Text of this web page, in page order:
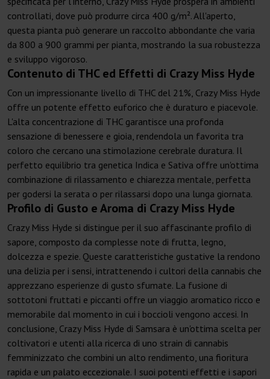
controllati, dove può produrre circa 400 g/m². All'aperto,
questa pianta può generare un raccolto abbondante che varia
da 800 a 900 grammi per pianta, mostrando la sua robustezza
e sviluppo vigoroso.
Contenuto di THC ed Effetti di Crazy Miss Hyde
Con un impressionante livello di THC del 21%, Crazy Miss Hyde
offre un potente effetto euforico che è duraturo e piacevole.
L'alta concentrazione di THC garantisce una profonda
sensazione di benessere e gioia, rendendola un favorita tra
coloro che cercano una stimolazione cerebrale duratura. Il
perfetto equilibrio tra genetica Indica e Sativa offre un'ottima
combinazione di rilassamento e chiarezza mentale, perfetta
per godersi la serata o per rilassarsi dopo una lunga giornata.
Profilo di Gusto e Aroma di Crazy Miss Hyde
Crazy Miss Hyde si distingue per il suo affascinante profilo di
sapore, composto da complesse note di frutta, legno,
dolcezza e spezie. Queste caratteristiche gustative la rendono
una delizia per i sensi, intrattenendo i cultori della cannabis che
apprezzano esperienze di gusto sfumate. La fusione di
sottotoni fruttati e piccanti offre un viaggio aromatico ricco e
memorabile dal momento in cui i boccioli vengono accesi. In
conclusione, Crazy Miss Hyde di Samsara è un'ottima scelta per
coltivatori e utenti alla ricerca di uno strain di cannabis
femminizzato che combini un alto rendimento, una fioritura
rapida e un palato eccezionale. I suoi potenti effetti e i sapori